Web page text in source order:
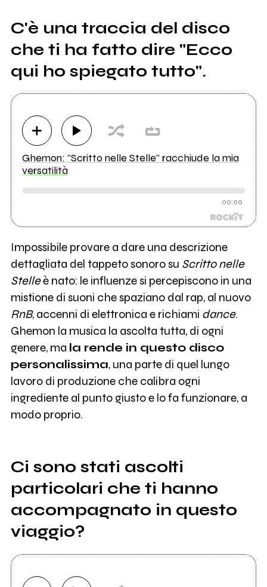
C'è una traccia del disco
che ti ha fatto dire "Ecco
qui ho spiegato tutto".
Ghemon: "Scritto nelle Stelle" racchiude la mia
versatilità
00:00
Impossibile provare a dare una descrizione
dettagliata del tappeto sonoro su Scritto nelle
Stelleè nato: le influenze si percepiscono in una
mistione di suoni che spaziano dal rap, al nuovo
RnB, accenni di elettronica e richiami dance.
Ghemon la musica la ascolta tutta, di ogni
genere, ma la rende in questo disco
personalissima, una parte di quel lungo
lavoro di produzione che calibra ogni
ingrediente al punto giusto e lo fa funzionare, a
modo proprio.
Ci sono stati ascolti
particolari che ti hanno
accompagnato in questo
viaggio?